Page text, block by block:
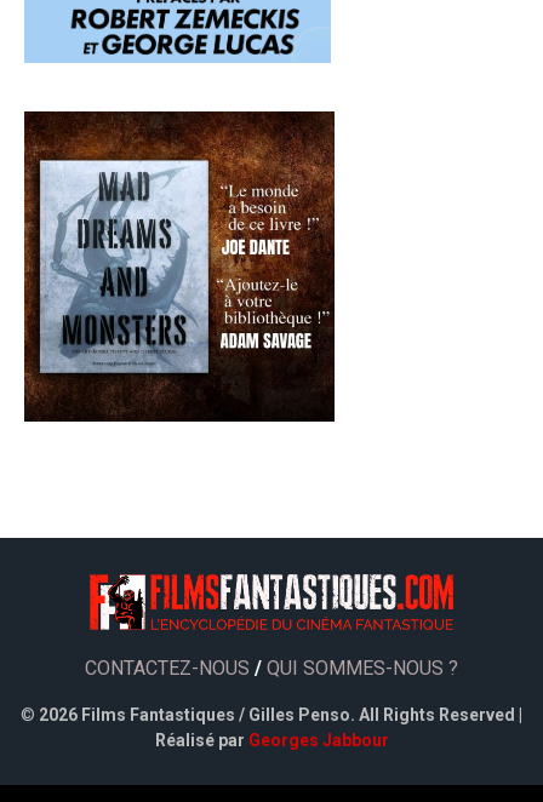
CONTACTEZ-NOUS / QUI SOMMES-NOUS ?
© 2026 Films Fantastiques / Gilles Penso. All Rights Reserved |
Réalisé par Georges Jabbour